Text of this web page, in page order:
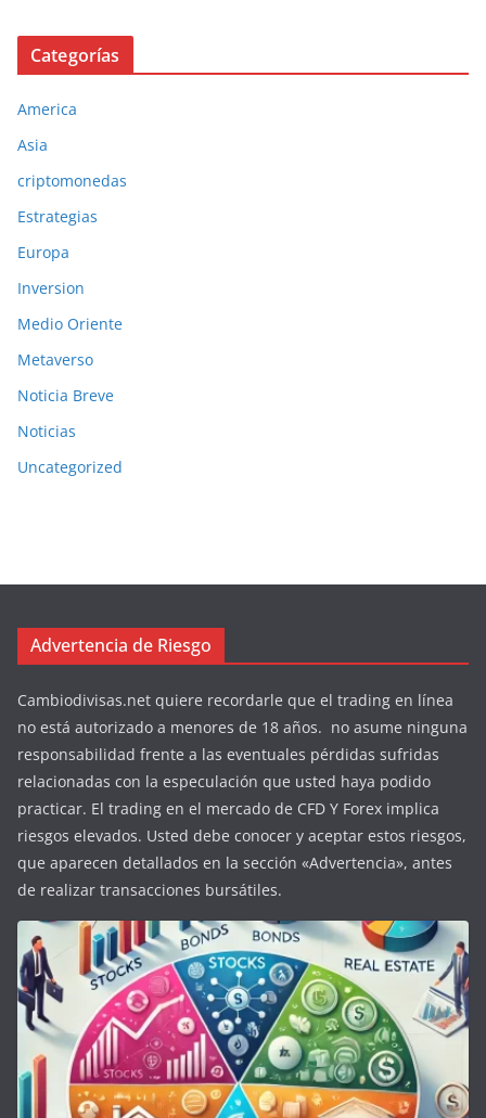
Categorías
America
Asia
criptomonedas
Estrategias
Europa
Inversion
Medio Oriente
Metaverso
Noticia Breve
Noticias
Uncategorized
Advertencia de Riesgo
Cambiodivisas.net quiere recordarle que el trading en línea
no está autorizado a menores de 18 años. no asume ninguna
responsabilidad frente a las eventuales pérdidas sufridas
relacionadas con la especulación que usted haya podido
practicar. El trading en el mercado de CFD Y Forex implica
riesgos elevados. Usted debe conocer y aceptar estos riesgos,
que aparecen detallados en la sección «Advertencia», antes
de realizar transacciones bursátiles.